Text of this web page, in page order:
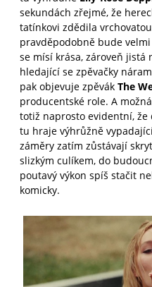
sekundách zřejmé, že
tatínkovi zdědila
pravděpodobně bude
se mísí krása, zároveň jistá
hledající se zpěvačky
pak objevuje zpěvák The
producentské role. A
totiž naprosto evidentní, že
tu hraje výhrůžně
záměry zatím zůstávají
slizkým culíkem, do
poutavý výkon spíš stačit
komicky.